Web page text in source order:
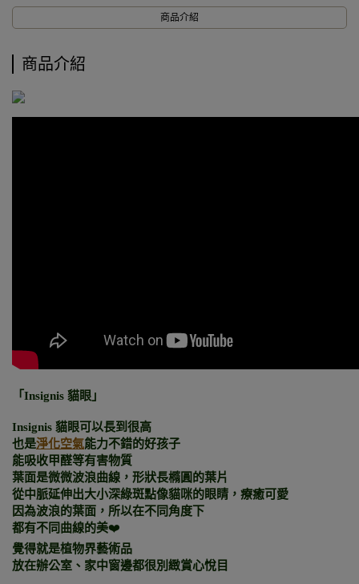
商品介紹
商品介紹
「Insignis 貓眼」
Insignis 貓眼可以長到很高
也是淨化空氣能力不錯的好孩子
能吸收甲醛等有害物質
葉面是微微波浪曲線，形狀長橢圓的葉片
從中脈延伸出大小深綠斑點像貓咪的眼睛，療癒可愛
因為波浪的葉面，所以在不同角度下
都有不同曲線的美❤️
覺得就是植物界藝術品
放在辦公室、家中窗邊都很別緻賞心悅目